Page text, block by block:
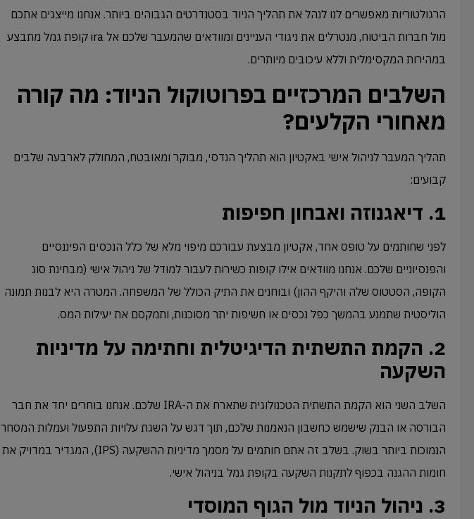
הרגולטוריות מאפשרים לנו לנהל את תהליך הניוד בסטנדרטים הגבוהים ביותר. אנחנו מייצגים אתכם
מול חברות הביטוח, מנטרלים את ניגודי העניינים ומוודאים שהמעבר שלכם אל ira קופת גמל מתבצע
במהירות המקסימלית וללא עיכובים מיותרים.
השלבים המרכזיים בפרוטוקול הניוד: מה קורה
מאחורי הקלעים?
תהליך המעבר לניהול אישי באקטיון הוא תהליך הנדסי, מבוקר ומאובטח, המחולק לארבעה שלבים
קבועים:
1. דיאגנוזה ואבחון חפיפות
לפני שחותמים על טופס אחד, אקטיון מבצעת עבורכם מיפוי מלא של כלל הנכסים הפיננסיים
והפנסיוניים שלכם. אנחנו מוודאים אילו קופות כשירות לעבור למודל של ניהול אישי (מבחינת סוג
הקופה, הסטטוס שלה והיקף ההון) ובוחנים את התיק הכולל של המשפחה. המטרה היא לבנות תמונה
הוליסטית שתמנע בהמשך כפל נכסים או חשיפות יתר מסוכנות, ותמקסם את יעילות המס.
2. הקמת התשתית הדיגיטלית וחתימה על מדיניות
השקעה
השלב השני הוא הקמת התשתית הטכנולוגית שתארח את ה-IRA שלכם. אנחנו בוחרים יחד את חבר
הבורסה או הבנק שישמש כחשבון הנאמנות שלכם, תוך דגש על השגת עלויות התפעול ועמלות המסחר
הנמוכות ביותר בשוק. בשלב זה אתם חותמים על מסמך מדיניות ההשקעה (IPS), המגדיר במדויק את
חומות ההגנה בכפוף לתקנות השקעה בקופת גמל בניהול אישי.
3. ניהול הניוד מול הגוף המוסדי